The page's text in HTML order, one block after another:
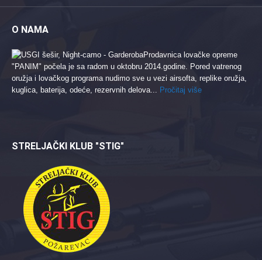
O NAMA
Prodavnica lovačke opreme
"PANIM" počela je sa radom u oktobru 2014.godine. Pored vatrenog
oružja i lovačkog programa nudimo sve u vezi airsofta, replike oružja,
kuglica, baterija, odeće, rezervnih delova... Pročitaj više
STRELJAČKI KLUB "STIG"